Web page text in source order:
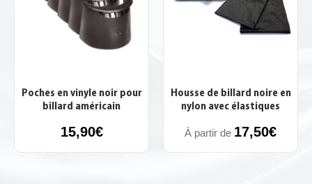
Poches en vinyle noir pour
billard américain
15,90€
Housse de billard noire en
nylon avec élastiques
À partir de 17,50€